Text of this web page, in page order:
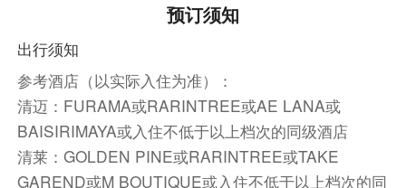
高，热气腾腾，散发着浓浓的硫磺味，周围兴建了
一些售卖旅游纪念品和简餐的商业设施，亦有凉亭
绿地，供人歇息。
然后参观【翠峰茶园】这里不仅可以看到梯田一般
的茶园景观，而且围绕着四周还有不少茶馆和餐
厅，咖啡厅，都成为整个茶园一个完整的游览体验
地。一望无际连绵起伏的茶园随便一拍就是大片，
预订须知
出行须知
参考酒店（以实际入住为准）：
清迈：FURAMA或RARINTREE或AE LANA或
BAISIRIMAYA或入住不低于以上档次的同级酒店
清莱：GOLDEN PINE或RARINTREE或TAKE
GAREND或M BOUTIQUE或入住不低于以上档次的同